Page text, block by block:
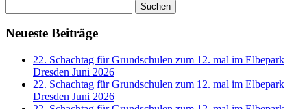
nach:
Neueste Beiträge
22. Schachtag für Grundschulen zum 12. mal im Elbepark
Dresden Juni 2026
22. Schachtag für Grundschulen zum 12. mal im Elbepark
Dresden Juni 2026